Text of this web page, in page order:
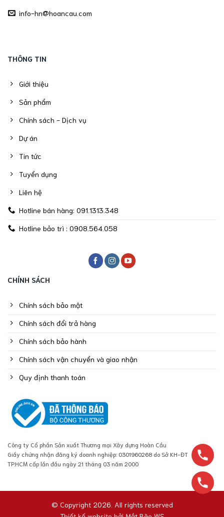
info-hn@hoancau.com
THÔNG TIN
Giới thiệu
Sản phẩm
Chính sách - Dịch vụ
Dự án
Tin tức
Tuyển dụng
Liên hệ
Hotline bán hàng: 091.1313.348
Hotline bảo trì : 0908.564.058
CHÍNH SÁCH
Chính sách bảo mật
Chính sách đổi trả hàng
Chính sách bảo hành
Chính sách vận chuyển và giao nhận
Quy định thanh toán
Công ty Cổ phần Sản xuất Thương mại Xây dựng Hoàn Cầu
Giấy chứng nhận đăng ký doanh nghiệp: 0301960268 do Sở KH-ĐT
TP.HCM cấp lần đầu ngày 21 tháng 03 năm 2000
© Copyright 2026. All rights reserved